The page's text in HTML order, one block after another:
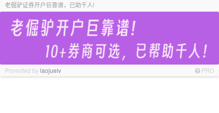
老倔驴证券开户巨靠谱，已助千人!
Promoted bylaojuelv PRO